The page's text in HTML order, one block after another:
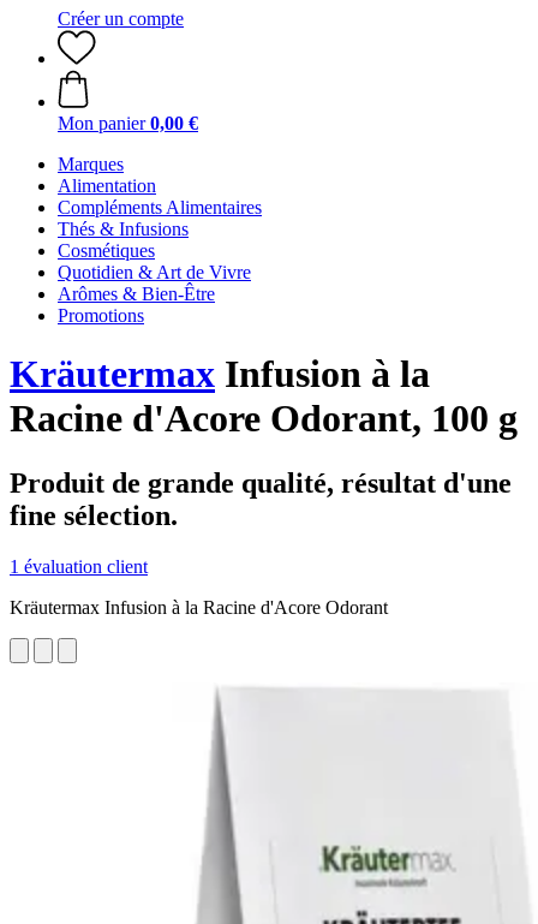
Créer un compte
Mon panier 0,00 €
Marques
Alimentation
Compléments Alimentaires
Thés & Infusions
Cosmétiques
Quotidien & Art de Vivre
Arômes & Bien-Être
Promotions
Kräutermax Infusion à la
Racine d'Acore Odorant, 100 g
Produit de grande qualité, résultat d'une
fine sélection.
1 évaluation client
Kräutermax Infusion à la Racine d'Acore Odorant